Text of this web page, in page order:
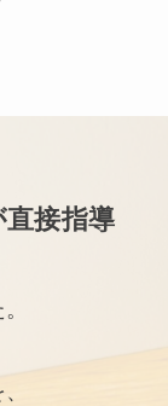
接指導